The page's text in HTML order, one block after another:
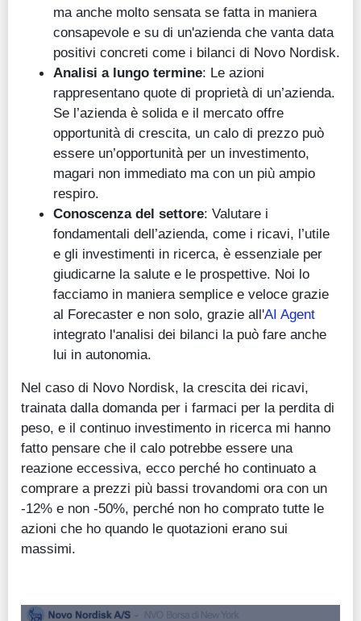
ma anche molto sensata se fatta in maniera
consapevole e su di un'azienda che vanta data
positivi concreti come i bilanci di Novo Nordisk.
Analisi a lungo termine: Le azioni
rappresentano quote di proprietà di un’azienda.
Se l’azienda è solida e il mercato offre
opportunità di crescita, un calo di prezzo può
essere un’opportunità per un investimento,
magari non immediato ma con un più ampio
respiro.
Conoscenza del settore: Valutare i
fondamentali dell’azienda, come i ricavi, l’utile
e gli investimenti in ricerca, è essenziale per
giudicarne la salute e le prospettive. Noi lo
facciamo in maniera semplice e veloce grazie
al Forecaster e non solo, grazie all'AI Agent
integrato l'analisi dei bilanci la può fare anche
lui in autonomia.
Nel caso di Novo Nordisk, la crescita dei ricavi,
trainata dalla domanda per i farmaci per la perdita di
peso, e il continuo investimento in ricerca mi hanno
fatto pensare che il calo potrebbe essere una
reazione eccessiva, ecco perché ho continuato a
comprare a prezzi più bassi trovandomi ora con un
-12% e non -50%, perché non ho comprato tutte le
azioni che ho quando le quotazioni erano sui
massimi.